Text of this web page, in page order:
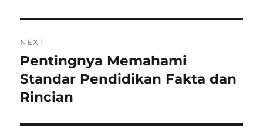
NEXT
Next
post:
Pentingnya Memahami
Standar Pendidikan Fakta dan
Rincian